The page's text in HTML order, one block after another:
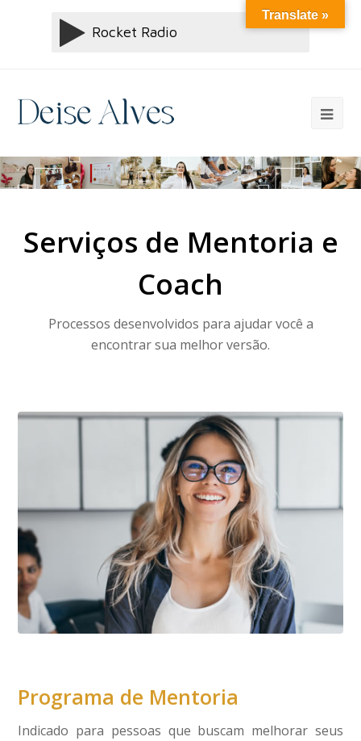
Serviços de Mentoria e
Coach
Processos desenvolvidos para ajudar você a
encontrar sua melhor versão.
Programa de Mentoria
Indicado para pessoas que buscam melhorar seus
Translate »